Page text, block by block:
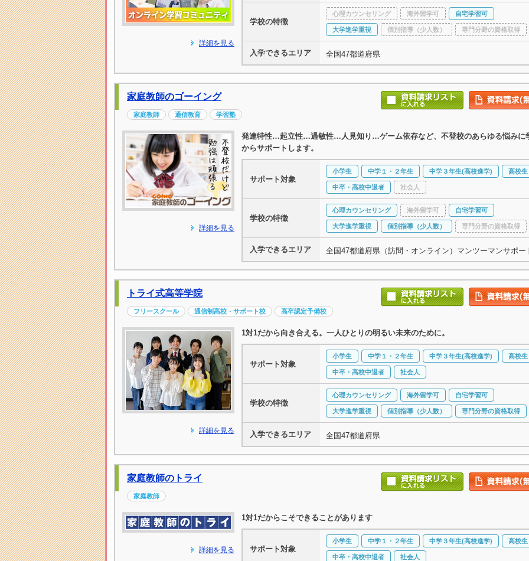
詳細を見る
学校の特徴
心理カウンセリング 海外留学可 自宅学習可
大学進学重視 個別指導（少人数） 専門分野の資格取得
入学できるエリア 全国47都道府県
家庭教師のゴーイング
家庭教師 通信教育 学習塾
詳細を見る
発達特性…起立性…過敏性…人見知り…ゲーム依存など、不登校のあらゆる悩みに
からサポートします。
サポート対象
小学生 中学１・２年生 中学３年生(高校進学) 高校生
中卒・高校中退者 社会人
学校の特徴
心理カウンセリング 海外留学可 自宅学習可
大学進学重視 個別指導（少人数） 専門分野の資格取得
入学できるエリア 全国47都道府県（訪問・オンライン）マンツーマンサポー
トライ式高等学院
フリースクール 通信制高校・サポート校 高卒認定予備校
詳細を見る
1対1だから向き合える。一人ひとりの明るい未来のために。
サポート対象
小学生 中学１・２年生 中学３年生(高校進学) 高校生
中卒・高校中退者 社会人
学校の特徴
心理カウンセリング 海外留学可 自宅学習可
大学進学重視 個別指導（少人数） 専門分野の資格取得
入学できるエリア 全国47都道府県
家庭教師のトライ
家庭教師
詳細を見る
1対1だからこそできることがあります
サポート対象
小学生 中学１・２年生 中学３年生(高校進学) 高校生
中卒・高校中退者 社会人